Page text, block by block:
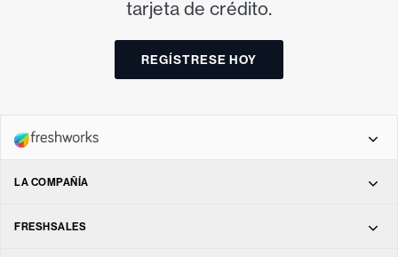
tarjeta de crédito.
REGÍSTRESE HOY
Freshdesk Omni
Freshdesk
LA COMPAÑÍA
Acerca de
FRESHSALES